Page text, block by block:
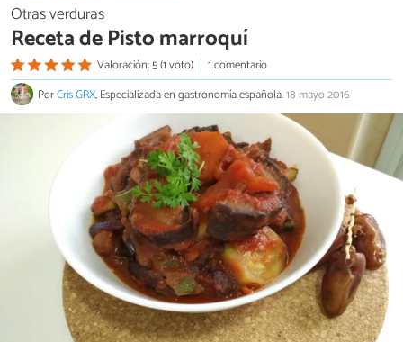
Otras verduras
Receta de Pisto marroquí
Valoración: 5 (1 voto)
1 comentario
PorCris GRX, Especializada en gastronomía española.18 mayo 2016